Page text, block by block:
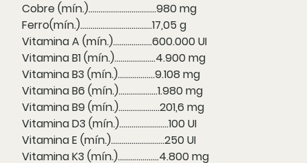
Cobre (mín.).................................980 mg
Ferro(mín.)...................................17,05 g
Vitamina A (mín.)...................600.000 UI
Vitamina B1 (mín.)....................4.900 mg
Vitamina B3 (mín.)..................9.108 mg
Vitamina B6 (mín.)...................1.980 mg
Vitamina B9 (mín.)....................201,6 mg
Vitamina D3 (mín.)........................100 UI
Vitamina E (mín.)..........................250 UI
Vitamina K3 (mín.)....................4.800 mg